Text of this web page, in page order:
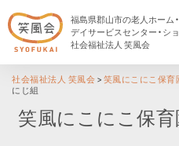
福島県郡山市の老人ホーム・
デイサービスセンター・シ
社会福祉法人 笑風会
社会福祉法人 笑風会 > 笑風にこにこ保育
にじ組
笑風にこにこ保